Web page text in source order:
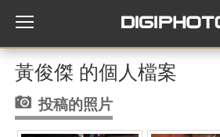
黃俊傑 的個人檔案
投稿的照片